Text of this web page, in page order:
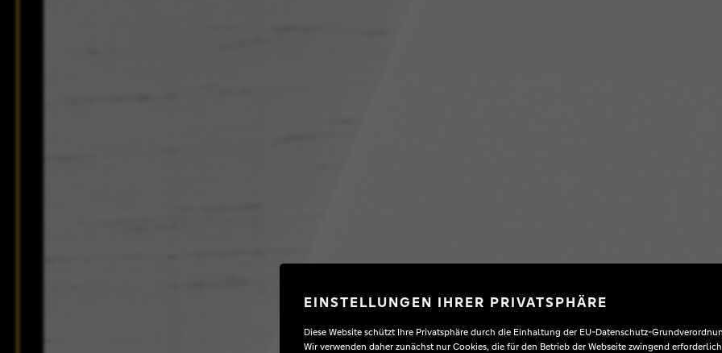
EINSTELLUNGEN IHRER PRIVATSPHÄRE
Diese Website schützt Ihre Privatsphäre durch die Einhaltung der EU-Datenschutz-
Wir verwenden daher zunächst nur Cookies, die für den Betrieb der Webseite zwingend